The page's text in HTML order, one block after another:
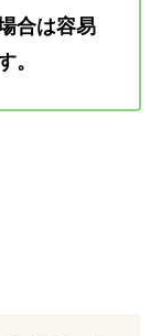
合は容易
。